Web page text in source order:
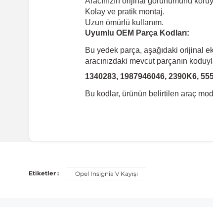
Kolay ve pratik montaj.
Uzun ömürlü kullanım.
Uyumlu OEM Parça Kodları:
Bu yedek parça, aşağıdaki orijinal
aracınızdaki mevcut parçanın
1340283, 1987946046, 2390K6,
Bu kodlar, ürünün belirtilen araç
Etiketler : Opel Insignia V Kayışı